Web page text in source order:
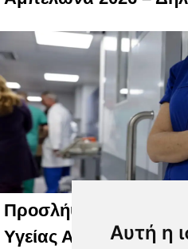
Αυτή η
Προσλήψεις
Υγείας Αγιάς και